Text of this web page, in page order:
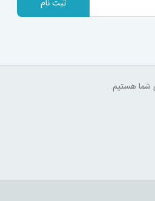
ثبت نام